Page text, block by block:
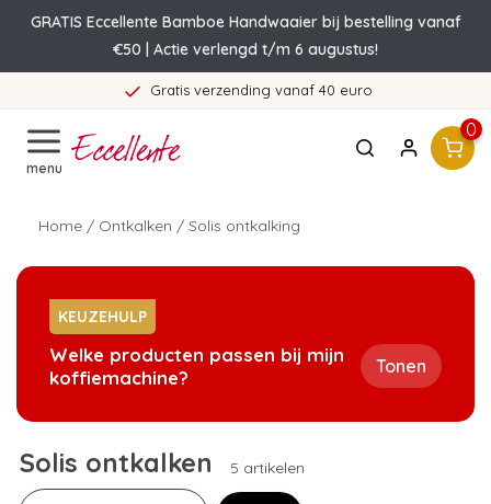
GRATIS Eccellente Bamboe Handwaaier bij bestelling vanaf
€50 | Actie verlengd t/m 6 augustus!
Gratis verzending vanaf 40 euro
menu
0
Home / Ontkalken / Solis ontkalking
KEUZEHULP
Welke producten passen bij mijn
koffiemachine?
Tonen
Solis ontkalken 5 artikelen